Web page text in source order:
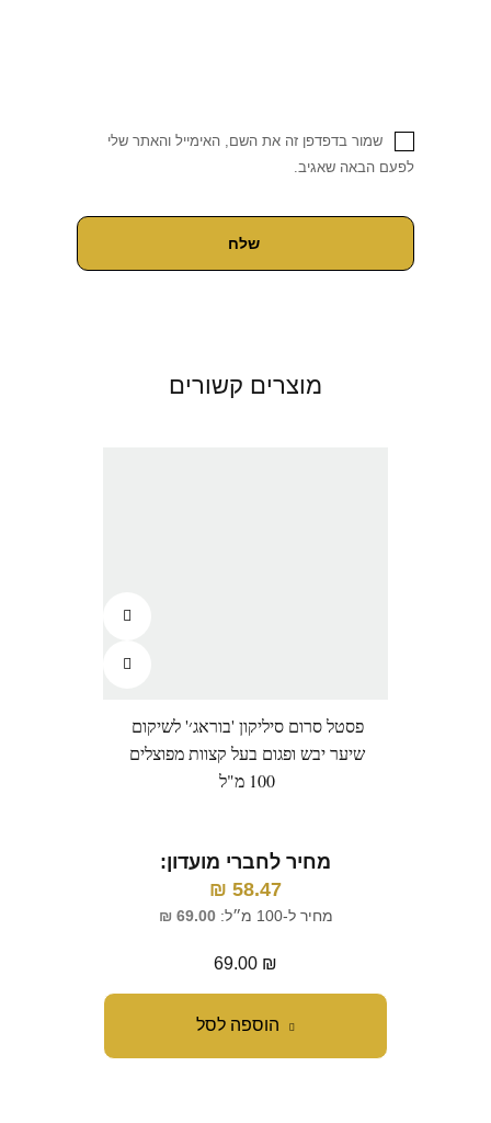
שמור בדפדפן זה את השם, האימייל והאתר שלי
לפעם הבאה שאגיב.
מוצרים קשורים
הוספה לסל
פסטל סרום סיליקון 'בוראג׳' לשיקום
שיער יבש ופגום בעל קצוות מפוצלים
100 מ"ל
מחיר לחברי מועדון:
58.47
₪
מחיר ל-100 מ״ל: 69.00
₪
69.00 ₪